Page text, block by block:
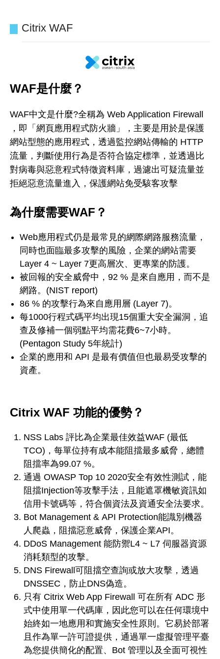
Citrix WAF
WAF是什麼？
WAF中文是什麼?全稱為 Web Application Firewall
，即「網頁應用程式防火牆」，主要是用於是保護
網站型態的應用程式，透過監控網站傳輸的 HTTP
流量，判斷使用行為是否符合協定標準，並透過比
對病毒與惡意程式特徵資料庫，過濾出可疑流量並
拒絕惡意流量進入，保護網站免受駭客攻擊
為什麼需要WAF？
Web應用程式仍是最常見的網際網路服務流量，
同時也面臨最多攻擊的風險，企業的網站需要
Layer 4 ~ Layer 7更高層次、更專業的防護。
被回報的安全威脅中，92 % 是來自應用，而不是
網路。(NIST report)
86 % 的攻擊行為來自應用層 (Layer 7)。
每1000行程式碼平均出現15個重大安全漏洞，追
查及修補一個弱點平均需花費6~7小時。
(Pentagon Study 5年統計)
企業的應用和 API 是最有價值但也最易受攻擊的
資產。
Citrix WAF 功能的優勢？
NSS Labs 評比為企業最佳效益WAF (最低
TCO)，每單位持有成本能阻擋最多威脅，總體
阻擋率為99.07 %。
通過 OWASP Top 10 2020安全有效性測試，能
阻擋Injection等攻擊手法，且能遮罩機敏資訊如
信用卡號碼等，符合個資法及資通安全法要求。
Bot Management & API Protection能識別機器
人爬蟲，阻擋惡意威脅，保護企業API。
DDoS Management 能防禦L4 ~ L7 伺服器資源
消耗類型的攻擊。
DNS Firewall可阻擋空查詢或放大攻擊，透過
DNSSEC，防止DNS偽造。
只有 Citrix Web App Firewall 可在所有 ADC 形
式中使用單一代碼庫，因此您可以在任何環境中
始終如一地應用和實施安全性原則。它易於部署
且作為單一許可證提供，通過單一虛擬管理平臺
為您提供簡化的配置、Bot 管理以及全面可視性